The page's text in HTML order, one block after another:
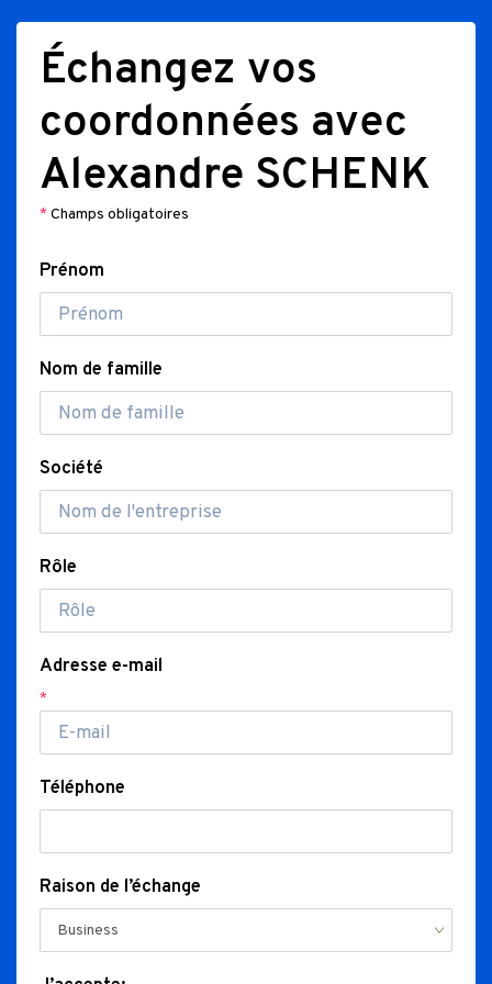
Échangez vos
coordonnées avec
Alexandre SCHENK
*Champs obligatoires
Prénom
Nom de famille
Société
Rôle
Adresse e-mail
*
Téléphone
Raison de l’échange